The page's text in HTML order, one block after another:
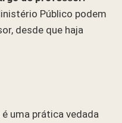
Público podem
desde que haja
uma prática vedada